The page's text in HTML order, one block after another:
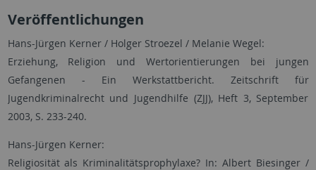
Veröffentlichungen
Hans-Jürgen Kerner / Holger Stroezel / Melanie Wegel:
Erziehung, Religion und Wertorientierungen bei jungen
Gefangenen - Ein Werkstattbericht. Zeitschrift für
Jugendkriminalrecht und Jugendhilfe (ZJJ), Heft 3, September
2003, S. 233-240.
Hans-Jürgen Kerner:
Religiosität als Kriminalitätsprophylaxe? In: Albert Biesinger /